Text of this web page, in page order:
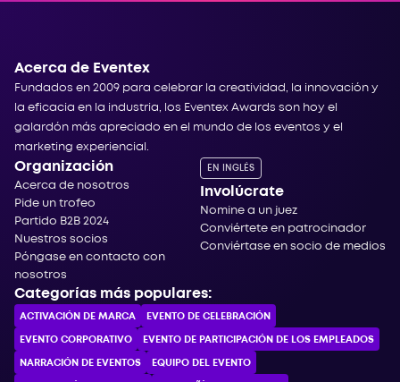
Acerca de Eventex
Fundados en 2009 para celebrar la creatividad, la innovación y
la eficacia en la industria, los Eventex Awards son hoy el
galardón más apreciado en el mundo de los eventos y el
marketing experiencial.
Organización
Acerca de nosotros
Pide un trofeo
Partido B2B 2024
Nuestros socios
Póngase en contacto con
nosotros
EN INGLÉS
Involúcrate
Nomine a un juez
Conviértete en patrocinador
Conviértase en socio de medios
Categorías más populares:
ACTIVACIÓN DE MARCA EVENTO DE CELEBRACIÓN
EVENTO CORPORATIVO EVENTO DE PARTICIPACIÓN DE LOS EMPLEADOS
NARRACIÓN DE EVENTOS EQUIPO DEL EVENTO